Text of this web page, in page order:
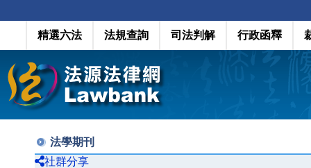
精選六法 法規查詢 司法判解 行政函釋
法學期刊
社群分享